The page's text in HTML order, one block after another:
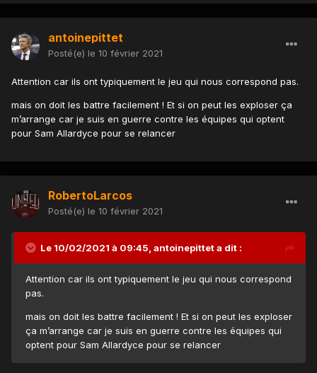
antoinepittet
Posté(e) le 10 février 2021
Attention car ils ont typiquement le jeu qui nous correspond pas.
mais on doit les battre facilement ! Et si on peut les exploser ça
m’arrange car je suis en guerre contre les équipes qui optent
pour Sam Allardyce pour se relancer
RobertoLarcos
Posté(e) le 10 février 2021
Le 10/02/2021 à 09:45, antoinepitteta dit :
Attention car ils ont typiquement le jeu qui nous correspond
pas.
mais on doit les battre facilement ! Et si on peut les exploser
ça m’arrange car je suis en guerre contre les équipes qui
optent pour Sam Allardyce pour se relancer